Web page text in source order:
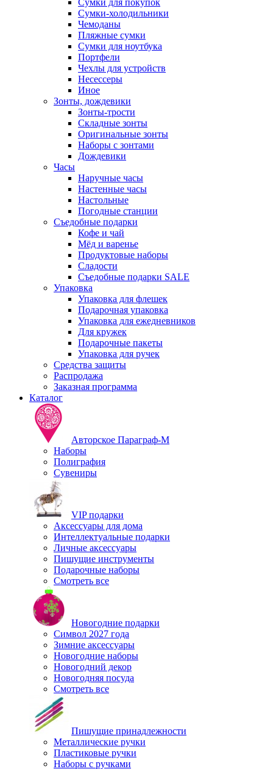
Сумки для покупок
Сумки-холодильники
Чемоданы
Пляжные сумки
Сумки для ноутбука
Портфели
Чехлы для устройств
Несессеры
Иное
Зонты, дождевики
Зонты-трости
Складные зонты
Оригинальные зонты
Наборы с зонтами
Дождевики
Часы
Наручные часы
Настенные часы
Настольные
Погодные станции
Съедобные подарки
Кофе и чай
Мёд и варенье
Продуктовые наборы
Сладости
Съедобные подарки SALE
Упаковка
Упаковка для флешек
Подарочная упаковка
Упаковка для ежедневников
Для кружек
Подарочные пакеты
Упаковка для ручек
Средства защиты
Распродажа
Заказная программа
Каталог
Авторское Параграф-М
Наборы
Полиграфия
Сувениры
VIP подарки
Аксессуары для дома
Интеллектуальные подарки
Личные аксессуары
Пишущие инструменты
Подарочные наборы
Смотреть все
Новогодние подарки
Символ 2027 года
Зимние аксессуары
Новогодние наборы
Новогодний декор
Новогодняя посуда
Смотреть все
Пишущие принадлежности
Металлические ручки
Пластиковые ручки
Наборы с ручками